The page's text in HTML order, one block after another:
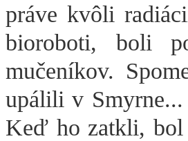
práve kvôli
bioroboti, boli
mučeníkov.
upálili v
Keď ho zatkli, bol